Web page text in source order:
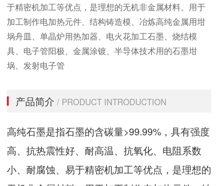
于精密机加工等优点，是理想的无机非金属材料。用于
加工制作电加热元件、结构铸造模、冶炼高纯金属用坩
埚舟皿、单晶炉用热加器、电火花加工石墨、烧结模
具、电子管阳极、金属涂镀、半导体技术用的石墨坩
埚、发射电子管
产品简介/ PRODUCT INTRODUCTION
高纯石墨是指石墨的含碳量>99.99%，具有强度
高、抗热震性好、耐高温、抗氧化、电阻系数
小、耐腐蚀、易于精密机加工等优点，是理想的